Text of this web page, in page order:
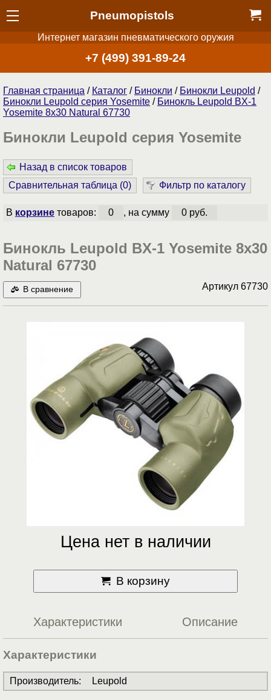
Pneumopistols
Интернет магазин пневматического оружия
+7 (499) 391-89-24
Главная страница / Каталог / Бинокли / Бинокли Leupold /
Бинокли Leupold серия Yosemite / Бинокль Leupold BX-1
Yosemite 8x30 Natural 67730
Бинокли Leupold серия Yosemite
Назад в список товаров
Сравнительная таблица (0) Фильтр по каталогу
В корзинетоваров: 0 , на сумму 0 руб.
Бинокль Leupold BX-1 Yosemite 8x30
Natural 67730
В сравнение Артикул 67730
Цена нет в наличии
В корзину
Характеристики Описание
Характеристики
Производитель: Leupold